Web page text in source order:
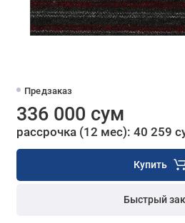
Предзаказ
336 000 сум
рассрочка (12 мес): 40 259
Купить
Быстрый